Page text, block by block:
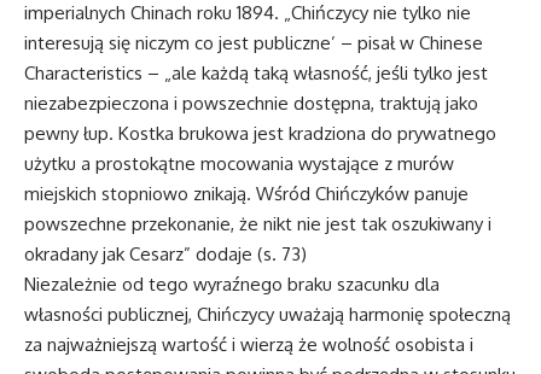
imperialnych Chinach roku 1894. „Chińczycy nie tylko nie
interesują się niczym co jest publiczne’ – pisał w Chinese
Characteristics – „ale każdą taką własność, jeśli tylko jest
niezabezpieczona i powszechnie dostępna, traktują jako
pewny łup. Kostka brukowa jest kradziona do prywatnego
użytku a prostokątne mocowania wystające z murów
miejskich stopniowo znikają. Wśród Chińczyków panuje
powszechne przekonanie, że nikt nie jest tak oszukiwany i
okradany jak Cesarz” dodaje (s. 73)
Niezależnie od tego wyraźnego braku szacunku dla
własności publicznej, Chińczycy uważają harmonię społeczną
za najważniejszą wartość i wierzą że wolność osobista i